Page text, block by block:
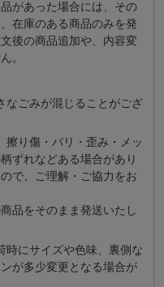
があった場合には、その
在庫のある商品のみを発
後の商品追加や、内容変
。
なごみが混じることがござ
擦り傷・バリ・歪み・メッ
ずれなどある場合があり
で、ご理解・ご協⼒をお
品をそのまま発送いたし
時にサイズや⾊味、裏側な
が多少変更となる場合が